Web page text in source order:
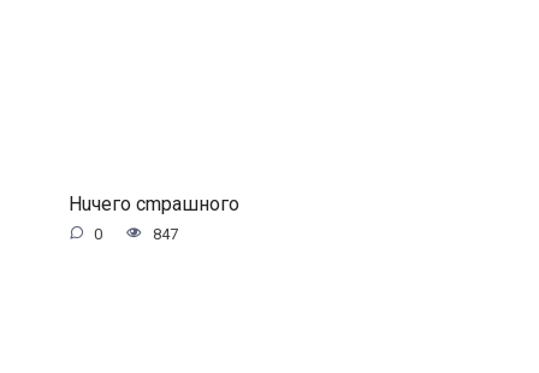
Huчeгo cmpaшнoгo
0 847